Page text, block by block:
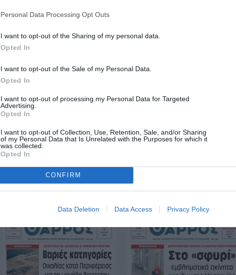
Personal Data Processing Opt Outs
I want to opt-out of the Sharing of my personal data.
Opted In
I want to opt-out of the Sale of my Personal Data.
Opted In
I want to opt-out of processing my Personal Data for Targeted
Advertising.
Opted In
I want to opt-out of Collection, Use, Retention, Sale, and/or Sharing
of my Personal Data that Is Unrelated with the Purposes for which it
was collected.
Opted In
CONFIRM
Data Deletion Data Access Privacy Policy
19-6-2026